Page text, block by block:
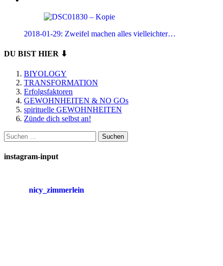
2018-01-29: Zweifel machen alles vielleichter…
DU BIST HIER ⬇
BIYOLOGY
TRANSFORMATION
Erfolgsfaktoren
GEWOHNHEITEN & NO GOs
spirituelle GEWOHNHEITEN
Zünde dich selbst an!
Suchen
nach:
instagram-input
nicy_zimmerlein